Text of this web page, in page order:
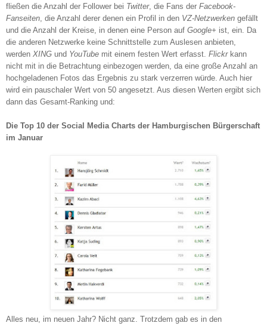
fließen die Anzahl der Follower bei Twitter, die Fans der Facebook-
Fanseiten, die Anzahl derer denen ein Profil in den VZ-Netzwerken gefällt
und die Anzahl der Kreise, in denen eine Person auf Google+ ist, ein. Da
die anderen Netzwerke keine Schnittstelle zum Auslesen anbieten,
werden XING und YouTube mit einem festen Wert erfasst. Flickrkann
nicht mit in die Betrachtung einbezogen werden, da eine große Anzahl an
hochgeladenen Fotos das Ergebnis zu stark verzerren würde. Auch hier
wird ein pauschaler Wert von 50 angesetzt. Aus diesen Werten ergibt sich
dann das Gesamt-Ranking und:
Die Top 10 der Social Media Charts der Hamburgischen Bürgerschaft
im Januar
Alles neu, im neuen Jahr? Nicht ganz. Trotzdem gab es in den